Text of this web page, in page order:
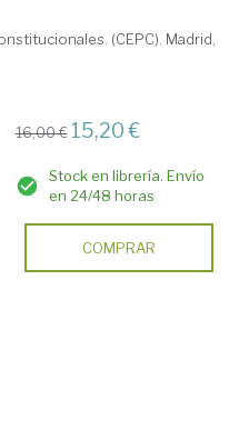
(CEPC). Madrid,
16,00 € 15,20 €
Stock en librería. Envío
en 24/48 horas
COMPRAR